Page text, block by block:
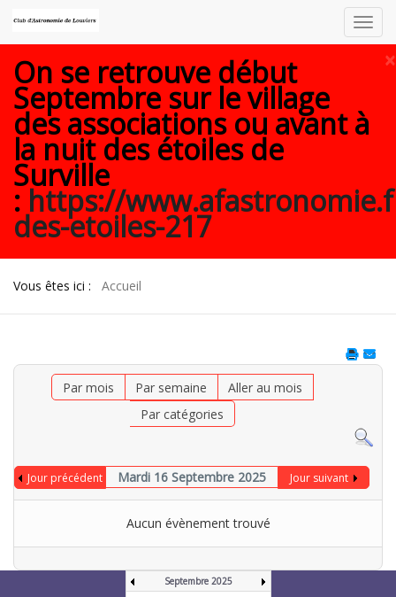
×
On se retrouve début
Septembre sur le village
des associations ou avant à
la nuit des étoiles de
Surville
: https://
des-etoiles-217
Vous êtes ici : Accueil
Par mois Par semaine
Aller au mois
Par catégories
Jour précédent Mardi 16 Septembre 2025 Jour suivant
Aucun évènement trouvé
Septembre 2025